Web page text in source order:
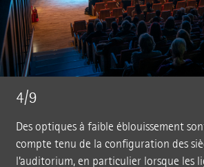
4/9
Des optiques à faible éblouissement
compte tenu de la configuration des
l’auditorium, en particulier lorsque les